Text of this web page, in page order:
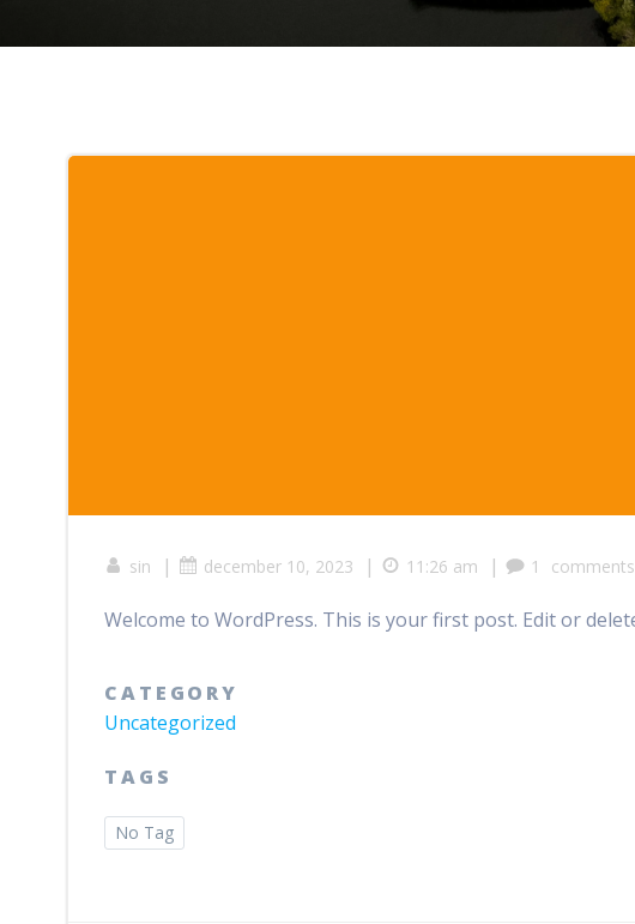
sin | december 10, 2023 | 11:26 am | 1 comments
Welcome to WordPress. This is your first post. Edit or
CATEGORY
Uncategorized
TAGS
No Tag